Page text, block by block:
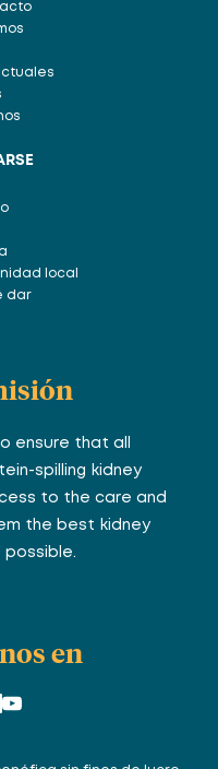
local
dar
ensure that all
spilling kidney
to the care and
the best kidney
possible.
en